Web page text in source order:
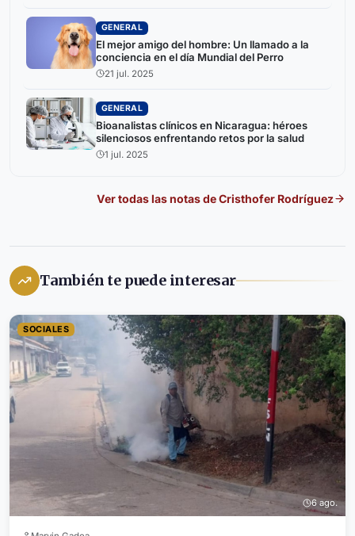
GENERAL
El mejor amigo del hombre: Un llamado a la
conciencia en el día Mundial del Perro
21 jul. 2025
GENERAL
Bioanalistas clínicos en Nicaragua: héroes
silenciosos enfrentando retos por la salud
1 jul. 2025
Ver todas las notas deCristhofer Rodríguez
También te puede interesar
SOCIALES
6 ago.